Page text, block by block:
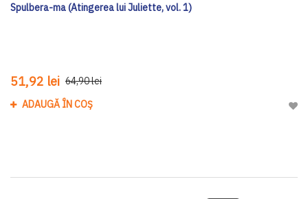
Spulbera-ma (Atingerea lui Juliette, vol. 1)
51,92 lei 64,90 lei
ADAUGĂ ÎN COȘ